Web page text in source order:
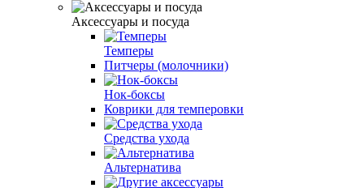
Аксессуары и посуда
Темперы
Питчеры (молочники)
Нок-боксы
Коврики для темперовки
Средства ухода
Альтернатива